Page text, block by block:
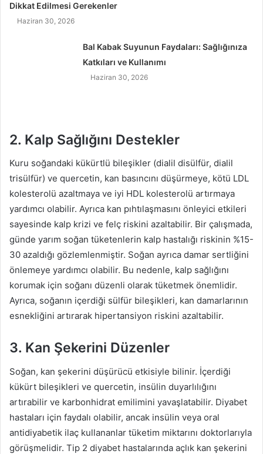
Dikkat Edilmesi Gerekenler
Haziran 30, 2026
Bal Kabak Suyunun Faydaları: Sağlığınıza
Katkıları ve Kullanımı
Haziran 30, 2026
2. Kalp Sağlığını Destekler
Kuru soğandaki kükürtlü bileşikler (dialil disülfür, dialil
trisülfür) ve quercetin, kan basıncını düşürmeye, kötü LDL
kolesterolü azaltmaya ve iyi HDL kolesterolü artırmaya
yardımcı olabilir. Ayrıca kan pıhtılaşmasını önleyici etkileri
sayesinde kalp krizi ve felç riskini azaltabilir. Bir çalışmada,
günde yarım soğan tüketenlerin kalp hastalığı riskinin %15-
30 azaldığı gözlemlenmiştir. Soğan ayrıca damar sertliğini
önlemeye yardımcı olabilir. Bu nedenle, kalp sağlığını
korumak için soğanı düzenli olarak tüketmek önemlidir.
Ayrıca, soğanın içerdiği sülfür bileşikleri, kan damarlarının
esnekliğini artırarak hipertansiyon riskini azaltabilir.
3. Kan Şekerini Düzenler
Soğan, kan şekerini düşürücü etkisiyle bilinir. İçerdiği
kükürt bileşikleri ve quercetin, insülin duyarlılığını
artırabilir ve karbonhidrat emilimini yavaşlatabilir. Diyabet
hastaları için faydalı olabilir, ancak insülin veya oral
antidiyabetik ilaç kullananlar tüketim miktarını doktorlarıyla
görüşmelidir. Tip 2 diyabet hastalarında açlık kan şekerini